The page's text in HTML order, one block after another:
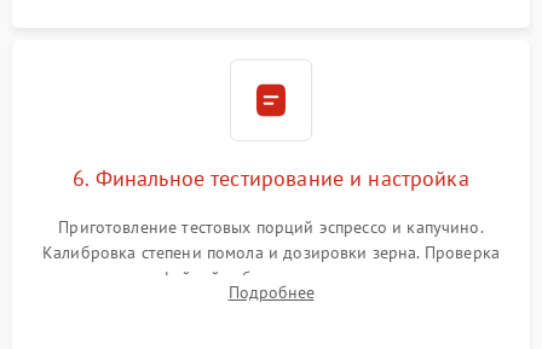
6. Финальное тестирование и настройка
Приготовление тестовых порций эспрессо и капучино.
Калибровка степени помола и дозировки зерна. Проверка
плотности кофейной таблетки, температуры напитка и
качества молочной пены. Контроль отсутствия посторонних
Подробнее